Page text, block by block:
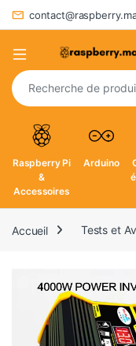
Recherche pour :
Raspberry Pi
&
Accessoires
Arduino
Accueil Tests et